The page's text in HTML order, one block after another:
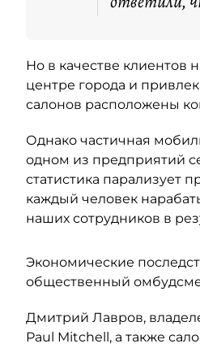
Но в качестве клиентов
центре города и
салонов расположены
Однако частичная
одном из предприятий
статистика парализует
каждый человек
наших сотрудников в
Экономические
общественный
Дмитрий Лавров,
Paul Mitchell, а также